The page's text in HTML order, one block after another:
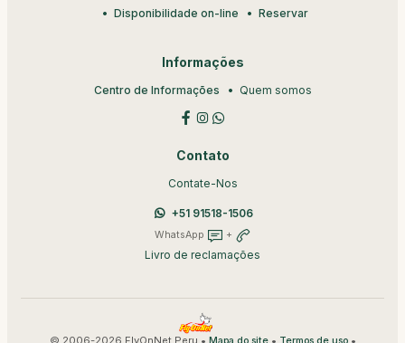
Disponibilidade on-line
Reservar
Informações
Centro de Informações Quem somos
Contato
Contate-Nos
+51 91518-1506
WhatsApp +
Livro de reclamações
© 2006-2026 FlyOnNet Peru • • •